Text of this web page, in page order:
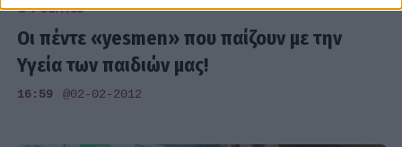
G-POLITICS
Οι πέντε «yesmen» που παίζουν με την
Υγεία των παιδιών μας!
16:59 @02-02-2012